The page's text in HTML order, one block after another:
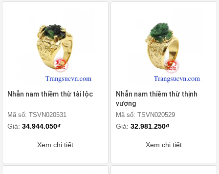
Nhẫn nam thiềm thừ tài lộc
Mã số: TSVN020531
Giá: 34.944.050₫
Xem chi tiết
Nhẫn nam thiềm thừ thịnh
vượng
Mã số: TSVN020529
Giá: 32.981.250₫
Xem chi tiết